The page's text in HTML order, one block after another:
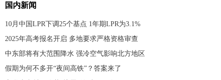
国内新闻
10月中国LPR下调25个基点 1年期LPR为3.1%
2025年高考报名开启 多地要求严格资格审查
中东部将有大范围降水 强冷空气影响北方地区
假期为何不多开“夜间高铁”？答案来了